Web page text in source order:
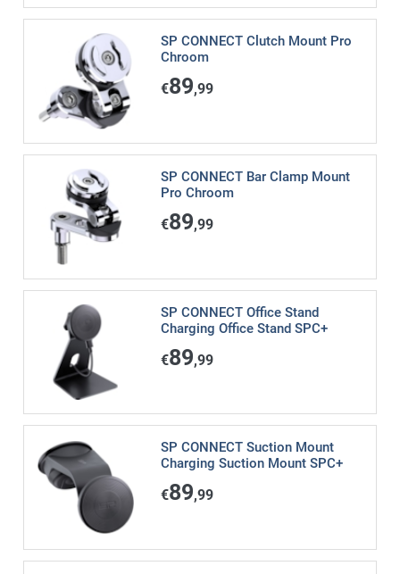
SP CONNECT Clutch Mount Pro
Chroom
€89,99
SP CONNECT Bar Clamp Mount
Pro Chroom
€89,99
SP CONNECT Office Stand
Charging Office Stand SPC+
€89,99
SP CONNECT Suction Mount
Charging Suction Mount SPC+
€89,99